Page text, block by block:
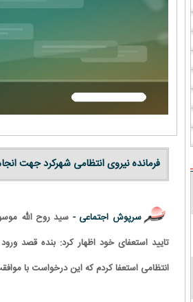
فرمانده نیروی انتظامی شهرکرد جهت
سرپوش اجتماعی - سید روح الله
تایید استعفای خود اظهار کرد: بنده قصد
انتظامی استعفا کردم که این درخواست با